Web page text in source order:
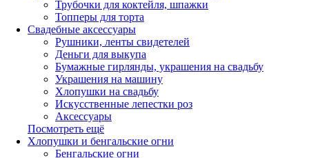
Трубочки для коктейля, шпажки
Топперы для торта
Свадебные аксессуары
Рушники, ленты свидетелей
Деньги для выкупа
Бумажные гирлянды, украшения на свадьбу
Украшения на машину
Хлопушки на свадьбу
Искусственные лепестки роз
Аксессуары
Посмотреть ещё
Хлопушки и бенгальские огни
Бенгальские огни